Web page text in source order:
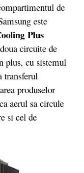
de
este
Plus
circuite de
plus, cu sistemul
transferul
produselor
aerul sa circule
si cel de